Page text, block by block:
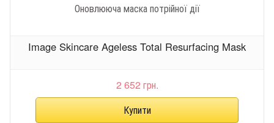
Оновлююча маска потрійної дії
Image Skincare Ageless Total Resurfacing Mask
2 652 грн.